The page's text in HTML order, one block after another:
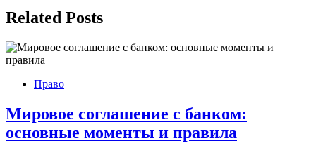
Related Posts
Право
Мировое соглашение с банком:
основные моменты и правила